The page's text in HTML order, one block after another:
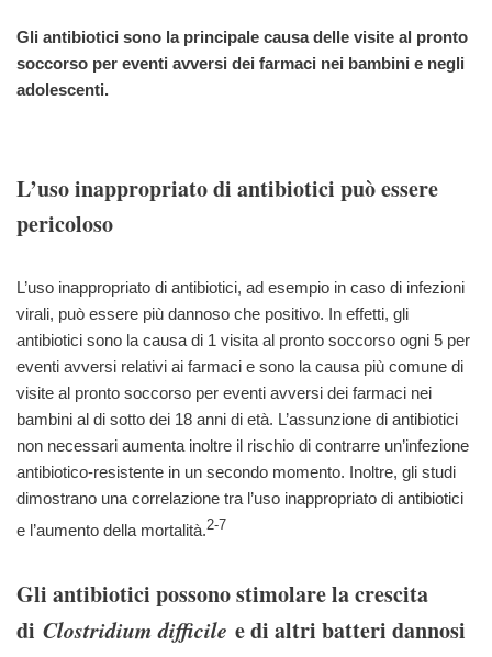
Gli antibiotici sono la principale causa delle visite al pronto
soccorso per eventi avversi dei farmaci nei bambini e negli
adolescenti.
L’uso inappropriato di antibiotici può essere
pericoloso
L’uso inappropriato di antibiotici, ad esempio in caso di infezioni
virali, può essere più dannoso che positivo. In effetti, gli
antibiotici sono la causa di 1 visita al pronto soccorso ogni 5 per
eventi avversi relativi ai farmaci e sono la causa più comune di
visite al pronto soccorso per eventi avversi dei farmaci nei
bambini al di sotto dei 18 anni di età. L’assunzione di antibiotici
non necessari aumenta inoltre il rischio di contrarre un’infezione
antibiotico-resistente in un secondo momento. Inoltre, gli studi
dimostrano una correlazione tra l’uso inappropriato di antibiotici
e l’aumento della mortalità.2-7
Gli antibiotici possono stimolare la crescita
di Clostridium difficile e di altri batteri dannosi